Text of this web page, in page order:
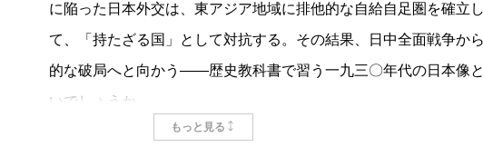
けの異文化接触」を体験した。それゆえ、私は「大衆の国際化」
の総力戦体験に求めてきた。しかし、「一九三〇年代は日本にと
時代だった」（三頁）と主張する本書を読んで、さらに時代を遡
も日本人移民の圧倒的多数は満州ではなく中南米にむかっていた
両立させるために、外務省が敢えて選択したのが国際連盟脱退だ
に陥った日本外交は、東アジア地域に排他的な自給自足圏を確立
て、「持たざる国」として対抗する。その結果、日中全面戦争か
的な破局へと向かう――歴史教科書で習う一九三〇年代の日本像
いでしょうか。
でも、実際のこの時代の日本は、「そんなに硬直したものでは
もっと見る